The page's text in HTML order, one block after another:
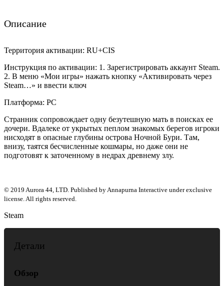
Описание
Территория активации: RU+CIS
Инструкция по активации: 1. Зарегистрировать аккаунт Steam.
2. В меню «Мои игры» нажать кнопку «Активировать через
Steam…» и ввести ключ
Платформа: PC
Странник сопровождает одну безутешную мать в поисках ее
дочери. Вдалеке от укрытых пеплом знакомых берегов игроки
нисходят в опасные глубины острова Ночной Бури. Там,
внизу, таятся бесчисленные кошмары, но даже они не
подготовят к заточенному в недрах древнему злу.
© 2019 Aurora 44, LTD. Published by Annapurna Interactive under exclusive
license. All rights reserved.
Steam
Детали
Обзор